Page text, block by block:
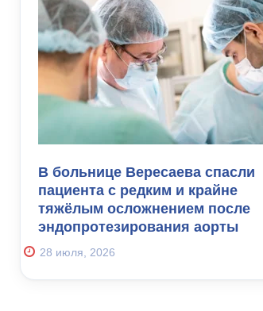
В больнице Вересаева спасли
пациента с редким и крайне
тяжёлым осложнением после
эндопротезирования аорты
28 июля, 2026